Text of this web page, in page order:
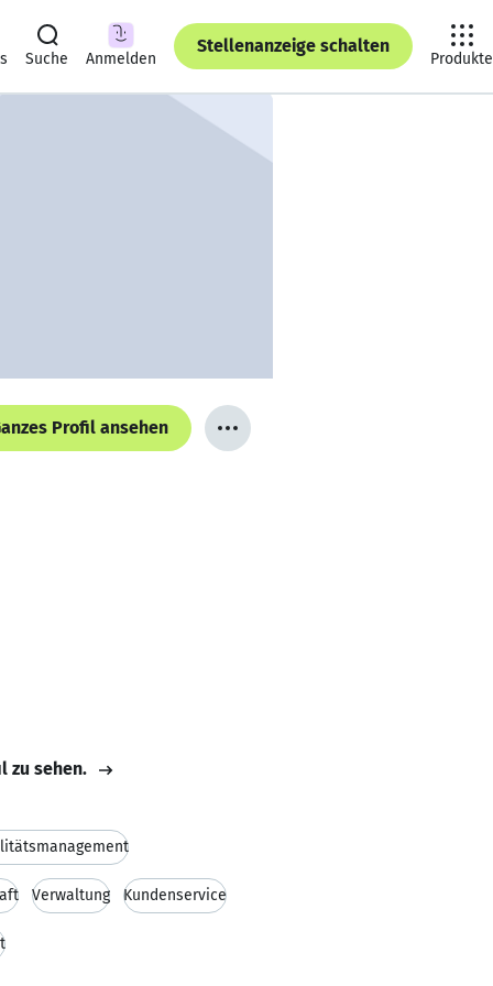
Suche Anmelden
Stellenanzeige schalten
Produkte
Profil ansehen
zu sehen.
Verwaltung Kundenservice